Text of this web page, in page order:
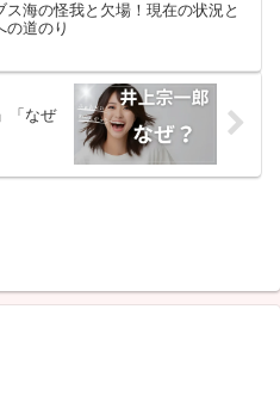
ス海の怪我と欠場！現在の状況と
の道のり
「なぜ